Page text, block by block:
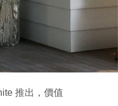
推出，價值